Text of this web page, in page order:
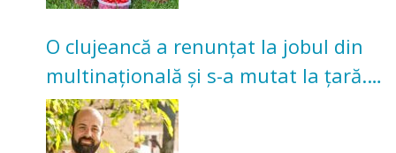
O clujeancă a renunțat la jobul din
multinațională și s-a mutat la țară.
Acum cultivă legume în grădina
bunicilor